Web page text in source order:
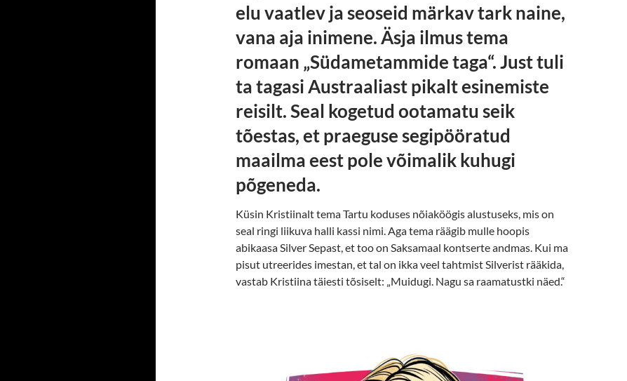
elu vaatlev ja seoseid märkav tark naine,
vana aja inimene. Äsja ilmus tema
romaan „Südametammide taga“. Just tuli
ta tagasi Austraaliast pikalt esinemiste
reisilt. Seal kogetud ootamatu seik
tõestas, et praeguse segipööratud
maailma eest pole võimalik kuhugi
põgeneda.
Küsin Kristiinalt tema Tartu koduses nõiaköögis alustuseks, mis on
seal ringi liikuva halli kassi nimi. Aga tema räägib mulle hoopis
abikaasa Silver Sepast, et too on Saksamaal kontserte andmas. Kui ma
pisut utreerides imestan, et tal on ikka veel tahtmist Silverist rääkida,
vastab Kristiina täiesti tõsiselt: „Muidugi. Nagu sa raamatustki näed.“